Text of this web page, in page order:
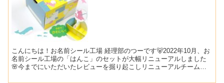
こんにちは！お名前シール工場 経理部のつーです🐻2022年10月、お
名前シール工場の「はんこ」のセットが大幅リニューアルしました
🌸今までにいただいたレビューを掘り起こしリニューアルチームで